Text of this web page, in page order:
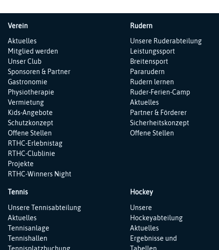
Verein
Navigation
überspringen
Aktuelles
Mitglied werden
Unser Club
Sponsoren & Partner
Gastronomie
Physiotherapie
Vermietung
Kids-Angebote
Schutzkonzept
Offene Stellen
RTHC-Erlebnistag
RTHC-Clublinie
Projekte
RTHC-Winners Night
Rudern
Navigation
überspringen
Unsere Ruderabteilung
Leistungssport
Breitensport
Pararudern
Rudern lernen
Ruder-Ferien-Camp
Aktuelles
Partner & Förderer
Sicherheitskonzept
Offene Stellen
Tennis
Navigation
überspringen
Unsere Tennisabteilung
Aktuelles
Tennisanlage
Tennishallen
Tennisplatzbuchung
Hockey
Navigation
überspringen
Unsere
Hockeyabteilung
Aktuelles
Ergebnisse und
Tabellen